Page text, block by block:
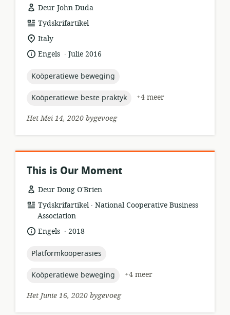
Deur John Duda
hulpbronformaat:
Tydskrifartikel
ligging
van
relevansie:
Italy
taal:Engels .
datumJulie 2016
topic:
Koöperatiewe beweging
topic:
Koöperatiewe beste praktyk
+4 meer
Het Mei 14, 2020 bygevoeg
This is Our Moment
Deur Doug O'Brien
hulpbronformaat:
Tydskrifartikel .
uitgewer:
National Cooperative Business
Association
taal:Engels .
datum
2018
topic:
Platformkoöperasies
topic:
Koöperatiewe beweging
+4 meer
Het Junie 16, 2020 bygevoeg